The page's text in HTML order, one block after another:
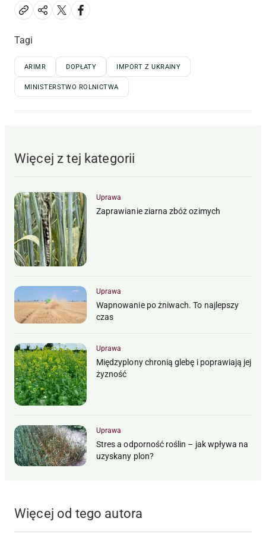
Tagi
ARIMR DOPŁATY IMPORT Z UKRAINY
MINISTERSTWO ROLNICTWA
Więcej z tej kategorii
Uprawa
Zaprawianie ziarna zbóż ozimych
Uprawa
Wapnowanie po żniwach. To najlepszy
czas
Uprawa
Międzyplony chronią glebę i poprawiają jej
żyzność
Uprawa
Stres a odporność roślin – jak wpływa na
uzyskany plon?
Więcej od tego autora